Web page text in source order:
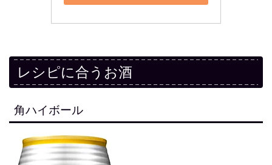
レシピに合うお酒
角ハイボール